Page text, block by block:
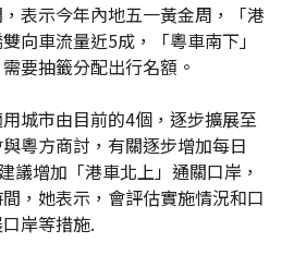
表示今年內地五一黃金周，「港
向車流量近5成，「粵車南下」
要抽籤分配出行名額。
城市由目前的4個，逐步擴展至
粵方商討，有關逐步增加每日
議增加「港車北上」通關口岸，
，她表示，會評估實施情況和口
岸等措施.